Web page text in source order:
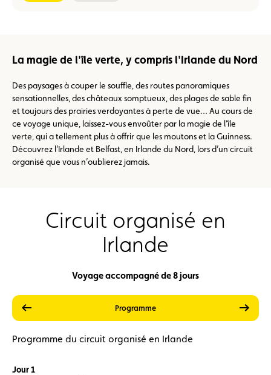
La magie de l'île verte, y compris l'Irlande du Nord
Des paysages à couper le souffle, des routes panoramiques
sensationnelles, des châteaux somptueux, des plages de sable fin
et toujours des prairies verdoyantes à perte de vue… Au cours de
ce voyage unique, laissez-vous envoûter par la magie de l’île
verte, qui a tellement plus à offrir que les moutons et la Guinness.
Découvrez l’Irlande et Belfast, en Irlande du Nord, lors d’un circuit
organisé que vous n’oublierez jamais.
Circuit organisé en
Irlande
Voyage accompagné de 8 jours
précédent ProgrammePrestations
Prix
Programme du circuit organisé en Irlande
Jour 1